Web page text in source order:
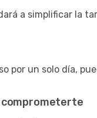
a simplificar la
por un solo día,